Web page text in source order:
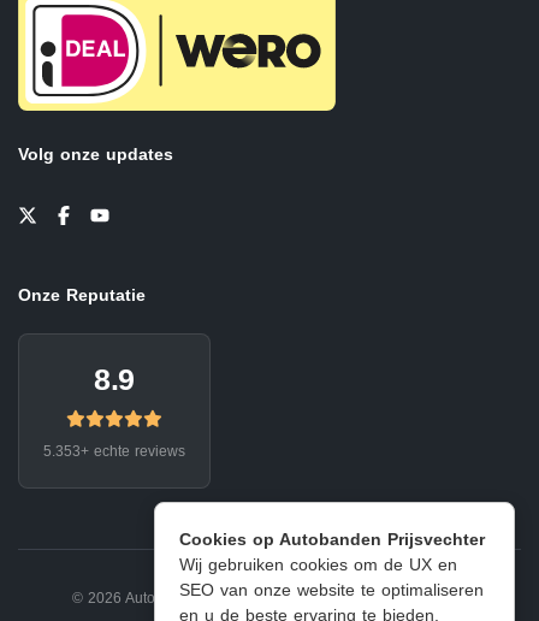
Cookies op Autobanden Prijsvechter
Wij gebruiken cookies om de UX en
SEO van onze website te optimaliseren
en u de beste ervaring te bieden.
Volg onze updates
Onze Reputatie
8.9
5.353+ echte reviews
© 2026 Autobanden Prijsvechter. Privacy | Voorwaarden